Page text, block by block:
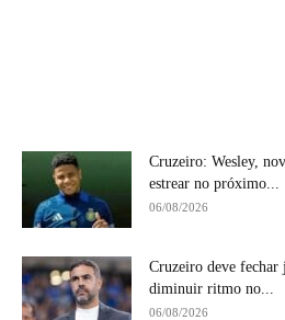
Cruzeiro: Wesley,
estrear no próximo...
06/08/2026
Cruzeiro deve fechar
diminuir ritmo no...
06/08/2026